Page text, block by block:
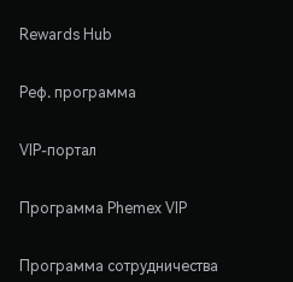
Rewards Hub
Реф. программа
VIP-портал
Программа Phemex VIP
Программа сотрудничества